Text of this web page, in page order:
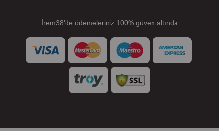
İrem38'de ödemeleriniz 100% güven altında